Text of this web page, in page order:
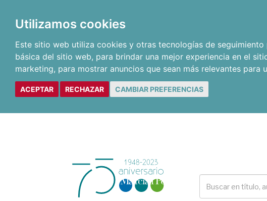
Utilizamos cookies
Este sitio web utiliza cookies y otras tecnologías de
básica del sitio web, para brindar una mejor experiencia en el
marketing, para mostrar anuncios que sean más relevantes para
ACEPTAR RECHAZAR CAMBIAR PREFERENCIAS